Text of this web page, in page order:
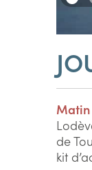
Matin
de
kit